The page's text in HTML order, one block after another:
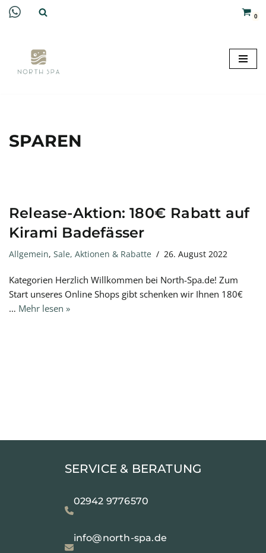
springen
0
SPAREN
Release-Aktion: 180€ Rabatt auf
Kirami Badefässer
Allgemein, Sale, Aktionen & Rabatte 26. August 2022
Kategorien Herzlich Willkommen bei North-Spa.de! Zum
Start unseres Online Shops gibt schenken wir Ihnen 180€
… Mehr lesen »
SERVICE & BERATUNG
02942 9776570
info@north-spa.de